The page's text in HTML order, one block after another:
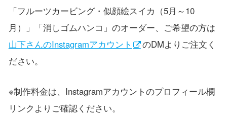
「フルーツカービング・似顔絵スイカ（5月～10
月）」「消しゴムハンコ」のオーダー、ご希望の方は
山下さんのInstagramアカウント
のDMよりご注文く
ださい。
※制作料金は、Instagramアカウントのプロフィール欄
リンクよりご確認ください。